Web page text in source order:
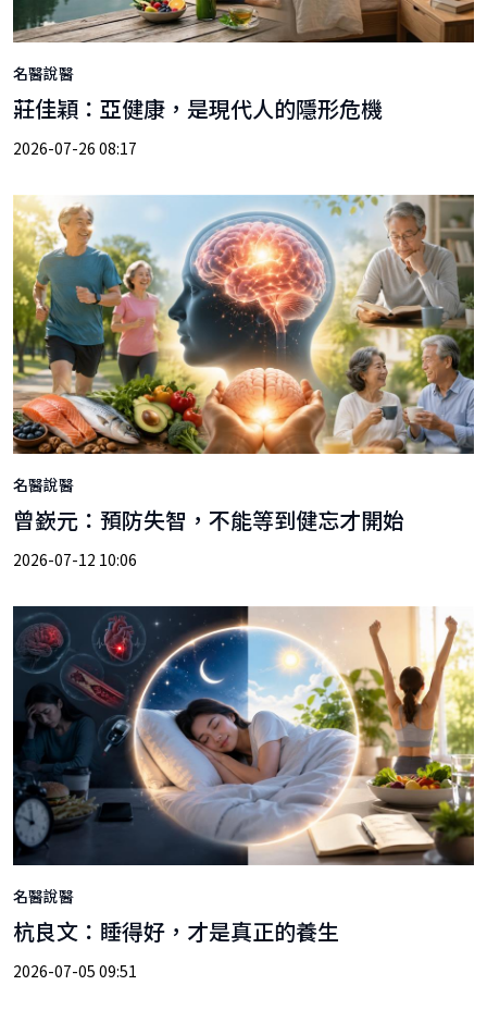
名醫說醫
莊佳穎：亞健康，是現代人的隱形危機
2026-07-26 08:17
名醫說醫
曾嶔元：預防失智，不能等到健忘才開始
2026-07-12 10:06
名醫說醫
杭良文：睡得好，才是真正的養生
2026-07-05 09:51